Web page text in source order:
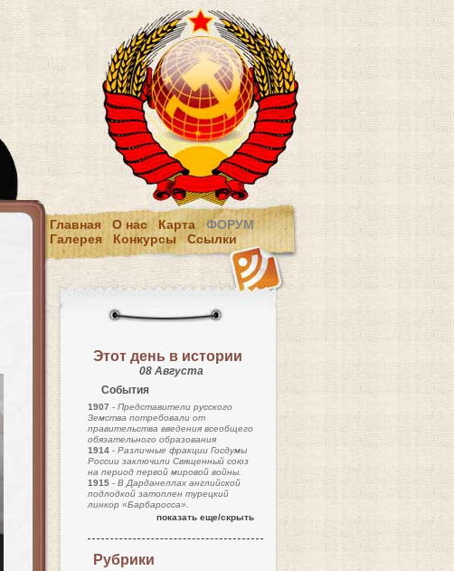
Главная О нас Карта
ФОРУМ
Галерея
Конкурсы Ссылки
Этот день в истории
08 Августа
События
1907 - Представители русского
Земства потребовали от
правительства введения всеобщего
обязательного образования
1914 - Различные фракции Госдумы
России заключили Священный союз
на период первой мировой войны.
1915 - В Дарданеллах английской
подлодкой затоплен турецкий
линкор «Барбаросса».
показать еще/скрыть
Рубрики